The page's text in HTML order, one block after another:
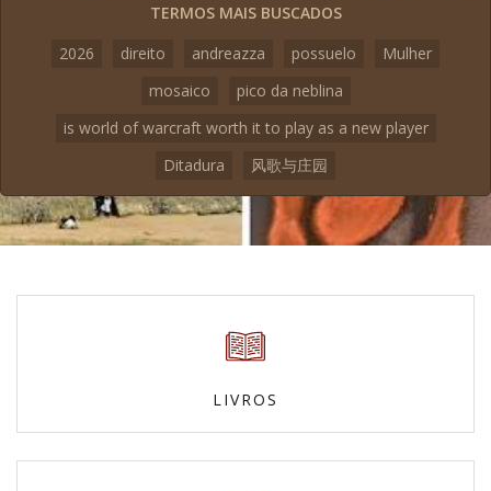
TERMOS MAIS BUSCADOS
2026
direito andreazza possuelo
Mulher
mosaico
pico da neblina
is world of warcraft worth it to play as a new player
Ditadura
风歌与庄园
LIVROS